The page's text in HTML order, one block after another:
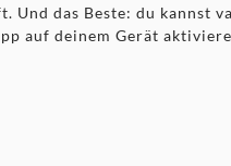
Und das Beste: du kannst
auf deinem Gerät